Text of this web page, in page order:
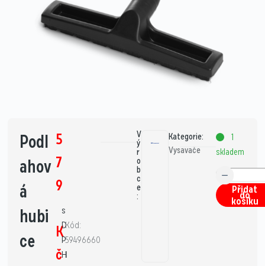
Podl
ahov
á
hubi
ce
5
7
9
K
č
s
D
P
H
Kód:
59496660
1
V
ý
r
o
b
c
e
:
Kategorie:
Vysavače
1
skladem
Přidat
do
košíku